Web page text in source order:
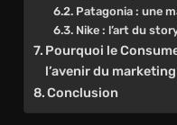
Patagonia : une
Nike : l’art du
Pourquoi le
l’avenir du
Conclusion